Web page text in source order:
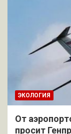
ЭКОЛОГИЯ
От
просит